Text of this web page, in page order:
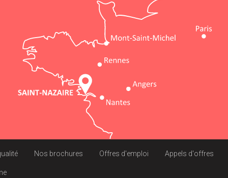
Nos brochures Offres d'emploi Appels d'offres